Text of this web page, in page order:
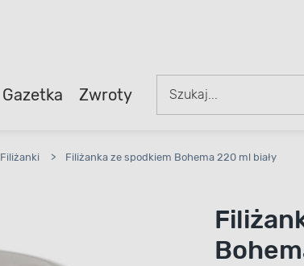
Gazetka Zwroty
Filiżanki > Filiżanka ze spodkiem Bohema 220 ml biały